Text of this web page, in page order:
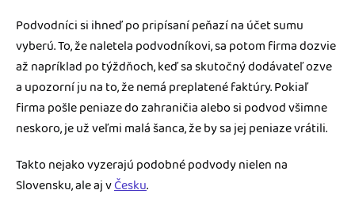
Podvodníci si ihneď po pripísaní peňazí na účet sumu
vyberú. To, že naletela podvodníkovi, sa potom firma dozvie
až napríklad po týždňoch, keď sa skutočný dodávateľ ozve
a upozorní ju na to, že nemá preplatené faktúry. Pokiaľ
firma pošle peniaze do zahraničia alebo si podvod všimne
neskoro, je už veľmi malá šanca, že by sa jej peniaze vrátili.
Takto nejako vyzerajú podobné podvody nielen na
Slovensku, ale aj vČesku.